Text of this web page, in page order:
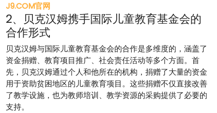
J9.COM官网
2、贝克汉姆携手国际儿童教育基金会的
合作形式
贝克汉姆与国际儿童教育基金会的合作是多维度的，涵盖了
资金捐赠、教育项目推广、社会责任活动等多个方面。首
先，贝克汉姆通过个人和他所在的机构，捐赠了大量的资金
用于资助贫困地区的儿童教育项目。这些捐赠不仅直接改善
了教学设施，也为教师培训、教学资源的采购提供了必要的
支持。